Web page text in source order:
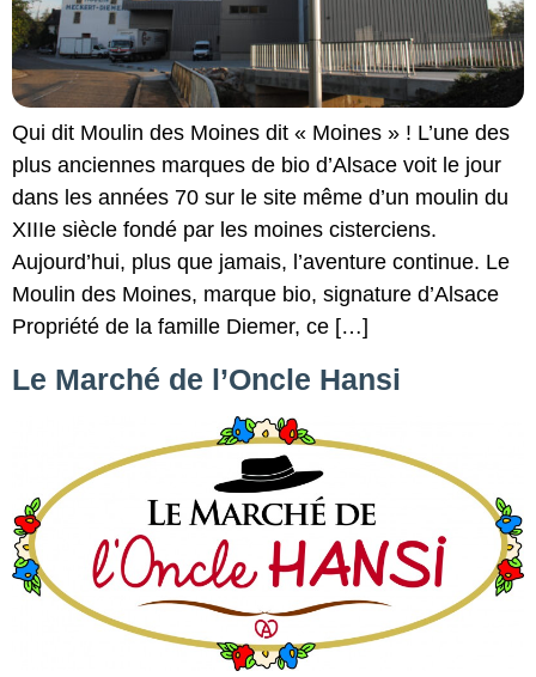
Qui dit Moulin des Moines dit « Moines » ! L’une des
plus anciennes marques de bio d’Alsace voit le jour
dans les années 70 sur le site même d’un moulin du
XIIIe siècle fondé par les moines cisterciens.
Aujourd’hui, plus que jamais, l’aventure continue. Le
Moulin des Moines, marque bio, signature d’Alsace
Propriété de la famille Diemer, ce […]
Le Marché de l’Oncle Hansi